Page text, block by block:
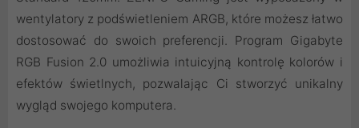
wentylatory z podświetleniem ARGB, które możesz łatwo
dostosować do swoich preferencji. Program Gigabyte
RGB Fusion 2.0 umożliwia intuicyjną kontrolę kolorów i
efektów świetlnych, pozwalając Ci stworzyć unikalny
wygląd swojego komputera.